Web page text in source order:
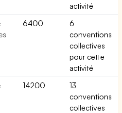
activité
6400
6
conventions
collectives
pour cette
activité
14200
13
conventions
collectives